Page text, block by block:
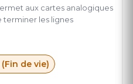
aux cartes analogiques
terminer les lignes
de vie)